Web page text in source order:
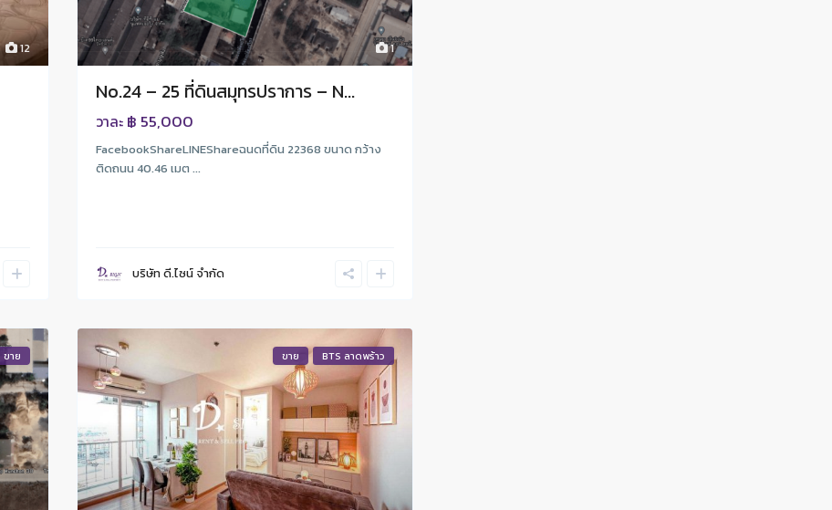
12 1
No.24 – 25 ที่ดินสมุทรปราการ – N...
วาละ ฿ 55,000
FacebookShareLINEShareฉนดที่ดิน 22368 ขนาด กว้าง
ติดถนน 40.46 เมต ...
บริษัท ดี.ไซน์ จํากัด
ขาย ขาย BTS ลาดพร้าว